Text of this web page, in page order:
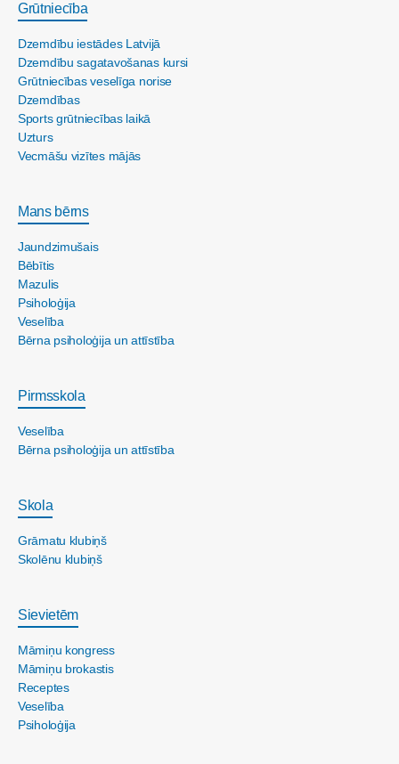
Grūtniecība
Dzemdību iestādes Latvijā
Dzemdību sagatavošanas kursi
Grūtniecības veselīga norise
Dzemdības
Sports grūtniecības laikā
Uzturs
Vecmāšu vizītes mājās
Mans bērns
Jaundzimušais
Bēbītis
Mazulis
Psiholoģija
Veselība
Bērna psiholoģija un attīstība
Pirmsskola
Veselība
Bērna psiholoģija un attīstība
Skola
Grāmatu klubiņš
Skolēnu klubiņš
Sievietēm
Māmiņu kongress
Māmiņu brokastis
Receptes
Veselība
Psiholoģija